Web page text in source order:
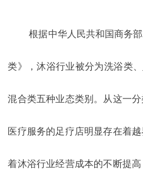
根据中华人民共和国商务
类》，沐浴行业被分为洗浴类、
混合类五种业态类别。从这一
医疗服务的足疗店明显存在着
着沐浴行业经营成本的不断提